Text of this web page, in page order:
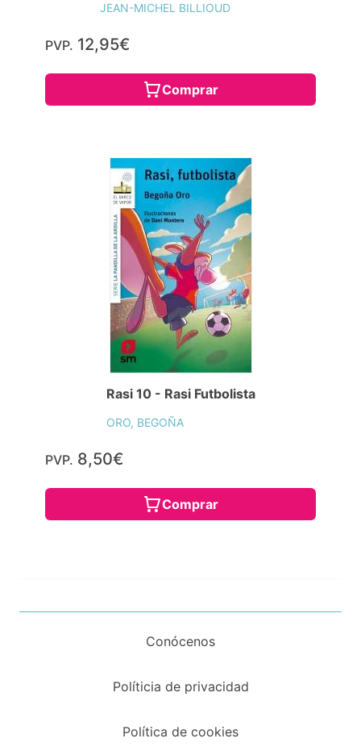
JEAN-MICHEL BILLIOUD
PVP. 12,95€
Comprar
Rasi 10 - Rasi Futbolista
ORO, BEGOÑA
PVP. 8,50€
Comprar
Conócenos
Políticia de privacidad
Política de cookies